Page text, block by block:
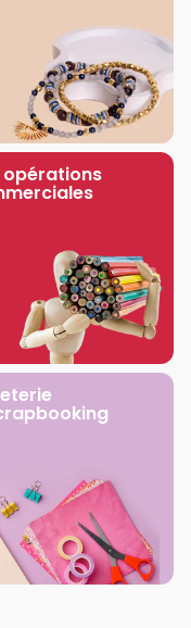
opérations